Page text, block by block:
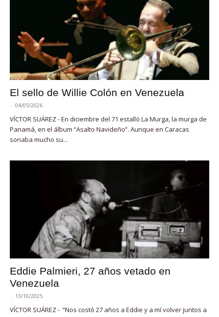
El sello de Willie Colón en Venezuela
- 04/05/2026
VÍCTOR SUÁREZ - En diciembre del 71 estalló La Murga, la murga de
Panamá, en el álbum “Asalto Navideño”. Aunque en Caracas
sonaba mucho su...
Eddie Palmieri, 27 años vetado en
Venezuela
- 13/10/2025
VÍCTOR SUÁREZ - “Nos costó 27 años a Eddie y a mí volver juntos a